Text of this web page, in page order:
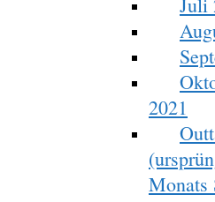
2021
Monats